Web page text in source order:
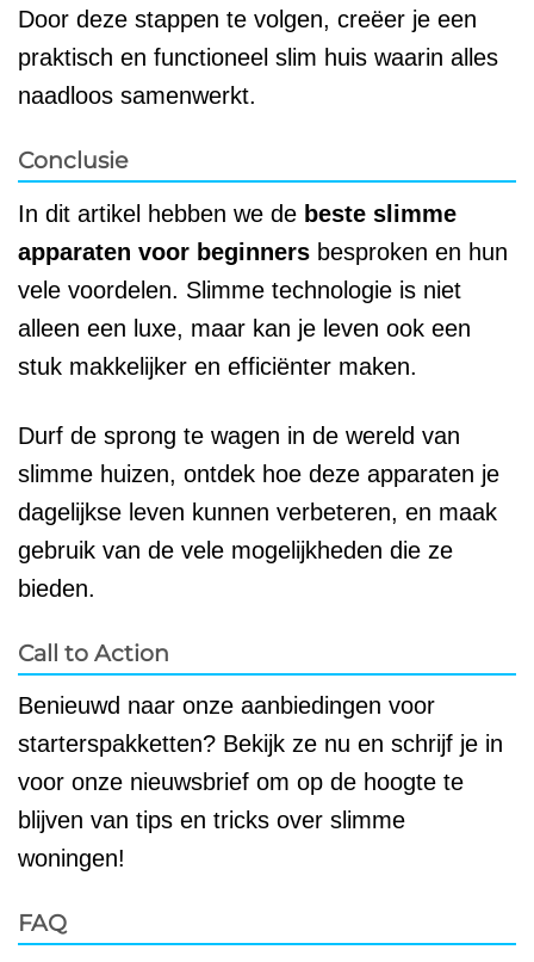
Door deze stappen te volgen, creëer je een
praktisch en functioneel slim huis waarin alles
naadloos samenwerkt.
Conclusie
In dit artikel hebben we de beste slimme
apparaten voor beginners besproken en hun
vele voordelen. Slimme technologie is niet
alleen een luxe, maar kan je leven ook een
stuk makkelijker en efficiënter maken.
Durf de sprong te wagen in de wereld van
slimme huizen, ontdek hoe deze apparaten je
dagelijkse leven kunnen verbeteren, en maak
gebruik van de vele mogelijkheden die ze
bieden.
Call to Action
Benieuwd naar onze aanbiedingen voor
starterspakketten? Bekijk ze nu en schrijf je in
voor onze nieuwsbrief om op de hoogte te
blijven van tips en tricks over slimme
woningen!
FAQ